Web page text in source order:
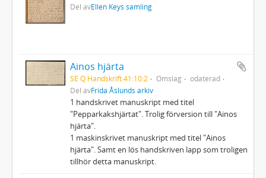
Del avEllen Keys samling
Ainos hjärta
SE Q Handskrift 41:10:2 Omslag
odaterad
Del avFrida Åslunds arkiv
1 handskrivet manuskript med titel
"Pepparkakshjärtat". Trolig förversion till "Ainos
hjärta".
1 maskinskrivet manuskript med titel "Ainos
hjärta". Samt en lös handskriven lapp som troligen
tillhör detta manuskript.